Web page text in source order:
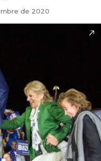
de 2020